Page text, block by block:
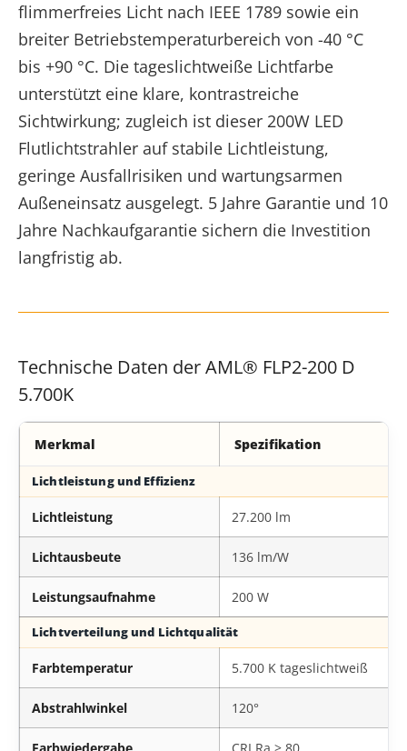
flimmerfreies Licht nach IEEE 1789 sowie ein
breiter Betriebstemperaturbereich von -40 °C
bis +90 °C. Die tageslichtweiße Lichtfarbe
unterstützt eine klare, kontrastreiche
Sichtwirkung; zugleich ist dieser 200W LED
Flutlichtstrahler auf stabile Lichtleistung,
geringe Ausfallrisiken und wartungsarmen
Außeneinsatz ausgelegt. 5 Jahre Garantie und 10
Jahre Nachkaufgarantie sichern die Investition
langfristig ab.
Technische Daten der AML® FLP2-200 D
5.700K
Technische Daten der AML® FLP2-200 D 5.700K
Merkmal Spezifikation
Lichtleistung und Effizienz
Lichtleistung 27.200 lm
Lichtausbeute 136 lm/W
Leistungsaufnahme 200 W
Lichtverteilung und Lichtqualität
Farbtemperatur 5.700 K tageslichtweiß
Abstrahlwinkel 120°